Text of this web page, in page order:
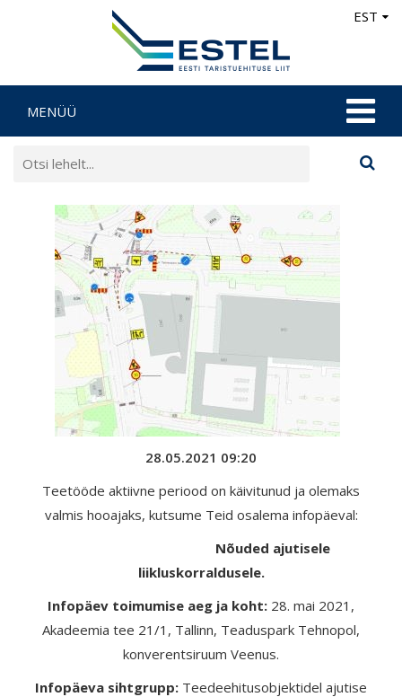
EST
MENÜÜ
28.05.2021 09:20
Teetööde aktiivne periood on käivitunud ja olemaks
valmis hooajaks, kutsume Teid osalema infopäeval:
Nõuded ajutisele
liikluskorraldusele.
Infopäev toimumise aeg ja koht: 28. mai 2021,
Akadeemia tee 21/1, Tallinn, Teaduspark Tehnopol,
konverentsiruum Veenus.
Infopäeva sihtgrupp: Teedeehitusobjektidel ajutise